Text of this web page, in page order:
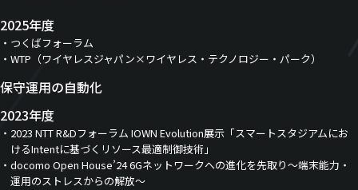
2025年度
つくばフォーラム
WTP（ワイヤレスジャパン×ワイヤレス・テクノロジー・パーク）
保守運用の自動化
2023年度
2023 NTT R&Dフォーラム IOWN Evolution展示「スマートスタジアムにお
けるIntentに基づくリソース最適制御技術」
docomo Open House’24 6Gネットワークへの進化を先取り～端末能力・
運用のストレスからの解放～